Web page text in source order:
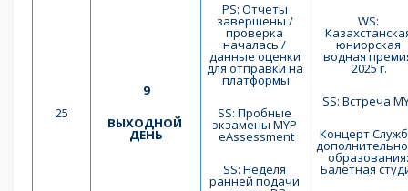
25
9
ВЫХОДНОЙ
ДЕНЬ
PS: Отчеты
завершены /
проверка
началась /
данные оценки
для отправки на
платформы
SS: Пробные
экзамены MYP
eAssessment
SS: Неделя
ранней подачи
WS:
юниорская
водная
2025 г.
SS: Встреча
Концерт
образования:
Балетная